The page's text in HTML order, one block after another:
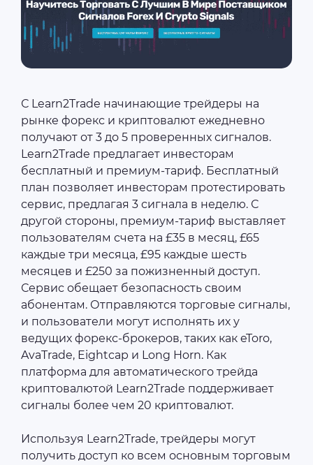
С Learn2Trade начинающие трейдеры на
рынке форекс и криптовалют ежедневно
получают от 3 до 5 проверенных сигналов.
Learn2Trade предлагает инвесторам
бесплатный и премиум-тариф. Бесплатный
план позволяет инвесторам протестировать
сервис, предлагая 3 сигнала в неделю. С
другой стороны, премиум-тариф выставляет
пользователям счета на £35 в месяц, £65
каждые три месяца, £95 каждые шесть
месяцев и £250 за пожизненный доступ.
Сервис обещает безопасность своим
абонентам. Отправляются торговые сигналы,
и пользователи могут исполнять их у
ведущих форекс-брокеров, таких как eToro,
AvaTrade, Eightcap и Long Horn. Как
платформа для автоматического трейда
криптовалютой Learn2Trade поддерживает
сигналы более чем 20 криптовалют.
Используя Learn2Trade, трейдеры могут
получить доступ ко всем основным торговым